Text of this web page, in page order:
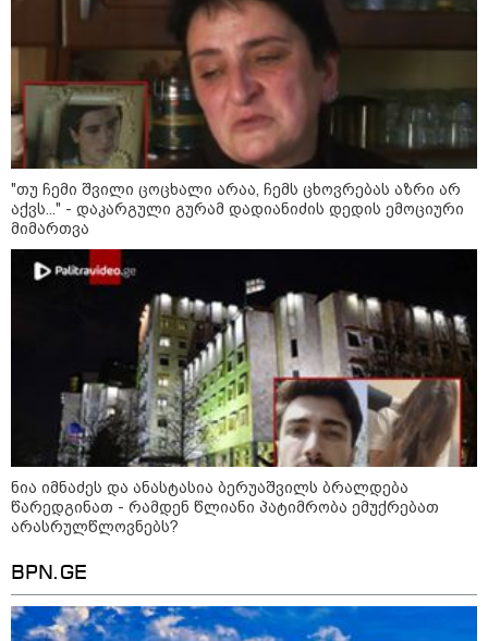
მოწყობილობით აღჭურვილი
დრონი აღმოაჩინეს - რას წერს
მედია
13:22 / 05-08-2026
საფრანგეთის სოფელში ტყის
ხანძრის შემდეგ მეორე
მსოფლიო ომის დროინდელი
ასობით ჭურვი აღმოაჩინეს -
"რიგრიგობით
ფეთქდებოდნენ..."
კატეგორიის ყველა სიახლე
მიხაილ ფედოროვი აცხადებს, რომ
რუსეთის ტერიტორიაზე
სამიზნეების წინააღმდეგ Starlink-
ის გამოყენების საკითხზე ილონ
მასკთან მოლაპარაკებებს
აწარმოებს
"თუ ჩემი შვილი ცოცხალი არაა, ჩემს ცხოვრებას აზრი არ
აქვს..." - დაკარგული გურამ დადიანიძის დედის ემოციური
მიმართვა
ნია იმნაძეს და ანასტასია ბერუაშვილს ბრალდება
წარედგინათ - რამდენ წლიანი პატიმრობა ემუქრებათ
არასრულწლოვნებს?
BPN.GE